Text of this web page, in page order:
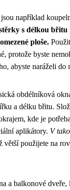
například
s délkou břitu
ploše.
protože byste
abyste naráželi do
obdélníková
a délku břitu.
kde je
aplikátory. V
větší použijete na
a balkonové